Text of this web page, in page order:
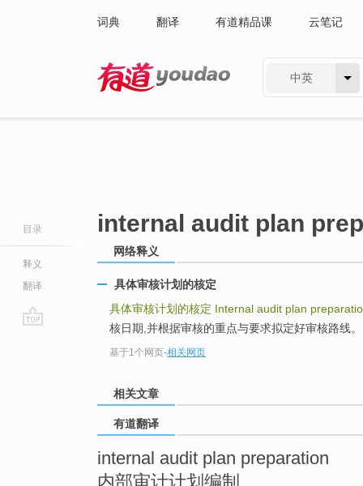
词典 翻译 有道精品课 云笔记
中英
目录
释义
翻译
internal audit plan
网络释义
具体审核计划的核定
具体审核计划的核定 Internal audit plan
核日期,并根据审核的重点与要求拟定好审核路线。
基于1个网页-相关网页
相关文章
有道翻译
internal audit plan preparation
内部审计计划编制